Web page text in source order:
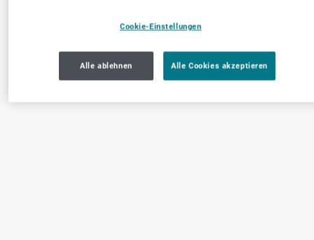
Cookie-Einstellungen
Alle ablehnen Alle Cookies akzeptieren